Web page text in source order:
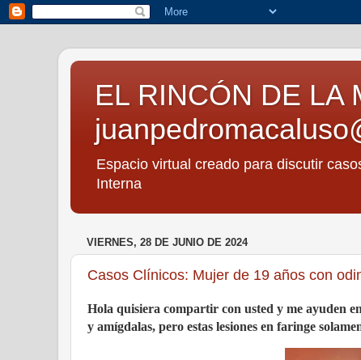
EL RINCÓN DE LA
Espacio virtual creado para discutir
Interna
VIERNES, 28 DE JUNIO DE 2024
Casos Clínicos: Mujer de 19 años con
Hola quisiera compartir con usted y me ayuden
y amígdalas, pero estas lesiones en faringe